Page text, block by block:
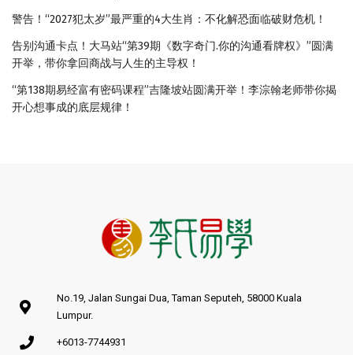
警告！“2027犯太岁”最严重的4大生肖：不化解恐面临破财危机！
告别沟通卡点！大马站“第39期《数字奇门.你的沟通看牌权》”圆满
开举，带你拿回商战与人生的主导权！
“第138期易经富有密码课程”吉隆坡站圆满开举！李淙翰老师带你揭
开心想事成的底层规律！
No.19, Jalan Sungai Dua, Taman Seputeh, 58000 Kuala
Lumpur.
+6013-7744931